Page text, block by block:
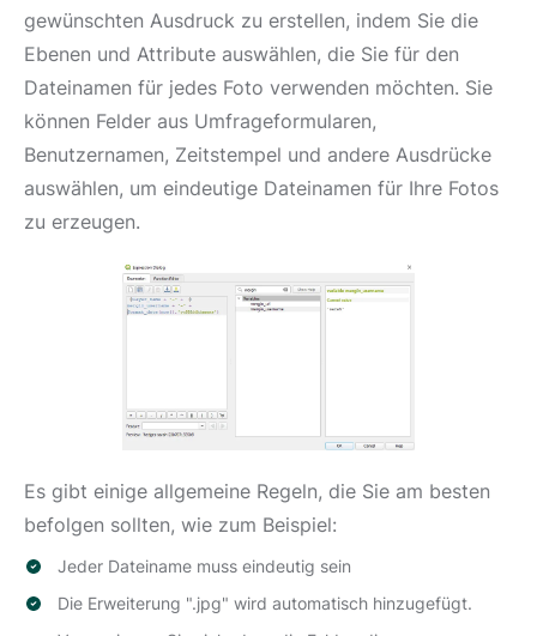
gewünschten Ausdruck zu erstellen, indem Sie die
Ebenen und Attribute auswählen, die Sie für den
Dateinamen für jedes Foto verwenden möchten. Sie
können Felder aus Umfrageformularen,
Benutzernamen, Zeitstempel und andere Ausdrücke
auswählen, um eindeutige Dateinamen für Ihre Fotos
zu erzeugen.
Es gibt einige allgemeine Regeln, die Sie am besten
befolgen sollten, wie zum Beispiel:
Jeder Dateiname muss eindeutig sein
Die Erweiterung ".jpg" wird automatisch hinzugefügt.